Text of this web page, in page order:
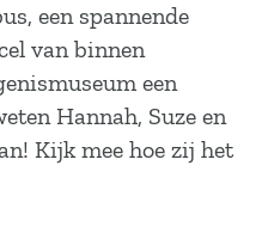
een spannende
van binnen
een
Hannah, Suze en
Kijk mee hoe zij het